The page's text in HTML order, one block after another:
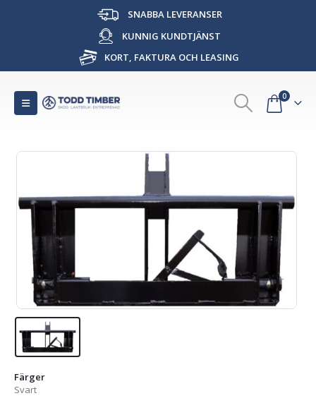
SNABBA LEVERANSER
KUNNIG KUNDTJÄNST
KORT, FAKTURA OCH LEASING
0
Färger
Svart